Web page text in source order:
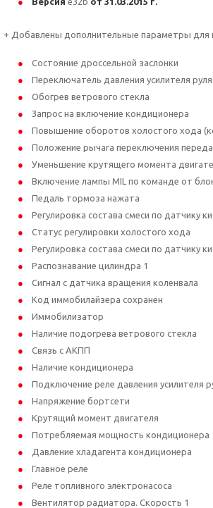
+ Добавлены дополнительные параметры для
Состояние дроссельной заслонки
Переключатель давления усилителя руля
Обогрев ветрового стекла
Запрос на включение кондиционера
Повышение оборотов холостого хода
Положение рычага переключения
Уменьшение крутящего момента
Включение лампы MIL по команде от
Педаль тормоза нажата
Регулировка состава смеси по датчику
Статус регулировки холостого хода
Регулировка состава смеси по датчику
Распознавание цилиндра 1
Сигнал с датчика вращения коленвала
Код иммобилайзера сохранен
Иммобилизатор
Наличие подогрева ветрового стекла
Связь с АКПП
Наличие кондиционера
Подключение реле давления усилителя
Напряжение бортсети
Крутящий момент двигателя
Потребляемая мощность кондиционера
Давление хладагента кондиционера
Главное реле
Реле топливного электронасоса
Вентилятор радиатора. Скорость 1